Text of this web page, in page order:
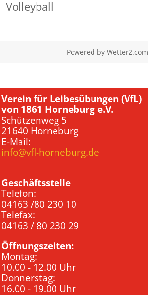
Volleyball
Powered by Wetter2.com
Verein für Leibesübungen (VfL)
von 1861 Horneburg e.V.
Schützenweg 5
21640 Horneburg
E-Mail:
info@vfl-horneburg.de
Geschäftsstelle
Telefon:
04163 /80 230 10
Telefax:
04163 / 80 230 29
Öffnungszeiten:
Montag:
10.00 - 12.00 Uhr
Donnerstag:
16.00 - 19.00 Uhr